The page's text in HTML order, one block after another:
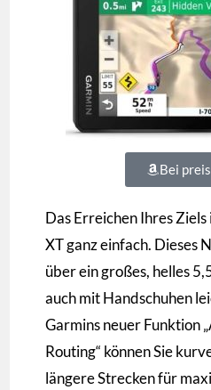
Bei
Das Erreichen Ihres
XT ganz einfach. Dieses
über ein großes, helles
auch mit Handschuhen
Garmins neuer Funktion
Routing“ können Sie
längere Strecken für